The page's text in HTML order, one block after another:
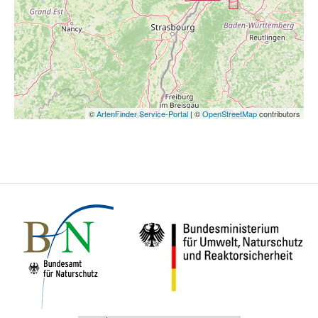
©ArtenFinder Service-Portal | ©OpenStreetMapcontributors